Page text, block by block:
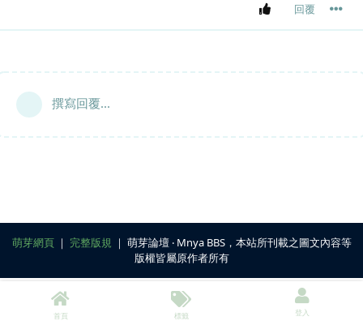
回覆
撰寫回覆...
萌芽網頁｜ 完整版規 ｜ 萌芽論壇 ‧ Mnya BBS，本站所刊載之圖文內容等
版權皆屬原作者所有
首頁 標籤 登入